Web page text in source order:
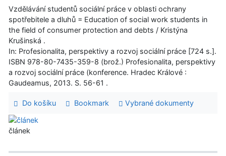
Vzdělávání studentů sociální práce v oblasti ochrany
spotřebitele a dluhů = Education of social work students in
the field of consumer protection and debts / Kristýna
Krušinská .
In: Profesionalita, perspektivy a rozvoj sociální práce [724 s.].
ISBN 978-80-7435-359-8 (brož.) Profesionalita, perspektivy
a rozvoj sociální práce (konference. Hradec Králové :
Gaudeamus, 2013. S. 56-61 .
Do košíku Bookmark Vybrané dokumenty
článek